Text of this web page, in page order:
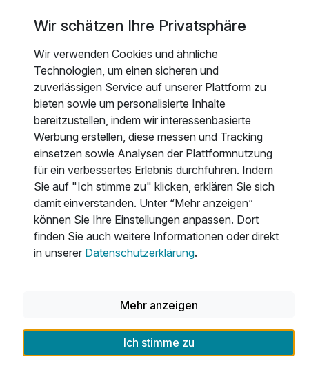
Ausstattung
Für 3 Tage p.P. ab297,00 €
Liebe geht durch den Magen
Wir legen besonderen Wert auf unser kulinarisches
Angebot. Beginnen Sie den Tag an unserem reichhaltigen
Frühstücksbuffet, bestehend aus kalten und warmen
Speisen und Getränken. Nachmittags genießen Sie auf
unserer großen Sonnenterrasse oder in unserem
Wohnzimmer, bei Kaffee und Kuchen, den traumhaften
Blick auf den Harz. Abends überraschen wir Sie mit
nationalen und internationalen Köstlichkeiten in unserem
hauseigenen Restaurant. Einen besonderen Höhepunkt
bilden die regionalen Spezialitäten aus dem Harz.
Selbstverständlich erhalten Sie bei uns auf Wunsch auch
vegetarische Speisen, Vollwert- und Diabetiker-Kost. Bitte
teilen Sie uns diesen Wunsch noch vor Anreise mit.
Erholen Sie sich nach einem erlebnisreichen Urlaubstag in
unserem großzügigen Wellnessbereich. Hier warten eine
Finnische Sauna. Abkühlung finden Sie in unserem
Wir schätzen Ihre Privatsphäre
Wir verwenden Cookies und ähnliche
Technologien, um einen sicheren und
zuverlässigen Service auf unserer Plattform zu
bieten sowie um personalisierte Inhalte
bereitzustellen, indem wir interessenbasierte
Werbung erstellen, diese messen und Tracking
einsetzen sowie Analysen der Plattformnutzung
für ein verbessertes Erlebnis durchführen. Indem
Sie auf "Ich stimme zu" klicken, erklären Sie sich
damit einverstanden. Unter “Mehr anzeigen”
können Sie Ihre Einstellungen anpassen. Dort
finden Sie auch weitere Informationen oder direkt
in unserer Datenschutzerklärung.
Mehr anzeigen
Ich stimme zu